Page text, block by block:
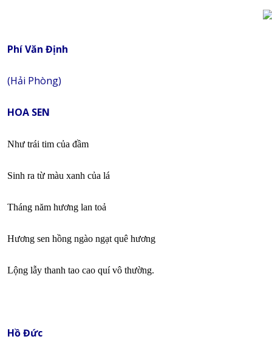
Phí Văn Định
(Hải Phòng)
HOA SEN
Như trái tim của đầm
Sinh ra từ màu xanh của lá
Tháng năm hương lan toả
Hương sen hồng ngào ngạt quê hương
Lộng lẫy thanh tao cao quí vô thường.
Hồ Đức